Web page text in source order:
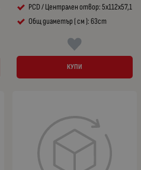
PCD / Централен отвор: 5x112x57,1
Общ диаметър ( см ): 63cm
КУПИ